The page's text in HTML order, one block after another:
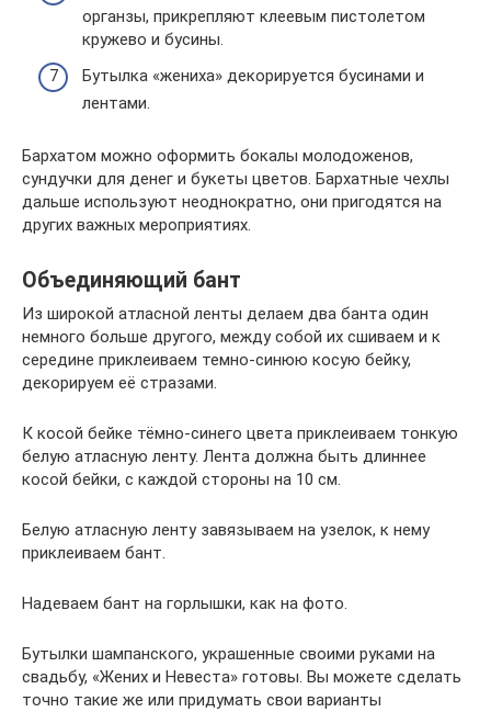
органзы, прикрепляют клеевым пистолетом
кружево и бусины.
Бутылка «жениха» декорируется бусинами и
лентами.
Бархатом можно оформить бокалы молодоженов,
сундучки для денег и букеты цветов. Бархатные чехлы
дальше используют неоднократно, они пригодятся на
других важных мероприятиях.
Объединяющий бант
Из широкой атласной ленты делаем два банта один
немного больше другого, между собой их сшиваем и к
середине приклеиваем темно-синюю косую бейку,
декорируем её стразами.
К косой бейке тёмно-синего цвета приклеиваем тонкую
белую атласную ленту. Лента должна быть длиннее
косой бейки, с каждой стороны на 10 см.
Белую атласную ленту завязываем на узелок, к нему
приклеиваем бант.
Надеваем бант на горлышки, как на фото.
Бутылки шампанского, украшенные своими руками на
свадьбу, «Жених и Невеста» готовы. Вы можете сделать
точно такие же или придумать свои варианты